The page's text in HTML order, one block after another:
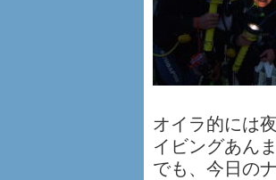
オイラ的には
イビングあん
でも、今日の